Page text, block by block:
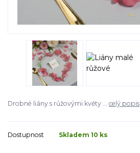
Drobné liány s růžovými květy ... celý popis
Dostupnost Skladem 10 ks